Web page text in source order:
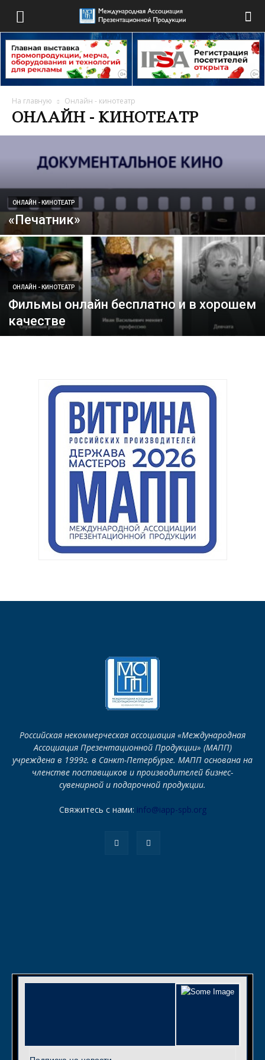
На главную Онлайн - кинотеатр
ОНЛАЙН - КИНОТЕАТР
ОНЛАЙН - КИНОТЕАТР
«Печатник»
ОНЛАЙН - КИНОТЕАТР
Фильмы онлайн бесплатно и в хорошем
качестве
Российская некоммерческая ассоциация «Международная
Ассоциация Презентационной Продукции» (МАПП)
учреждена в 1999г. в Санкт-Петербурге. МАПП основана на
членстве поставщиков и производителей бизнес-
сувенирной и подарочной продукции.
Свяжитесь с нами: info@iapp-spb.org